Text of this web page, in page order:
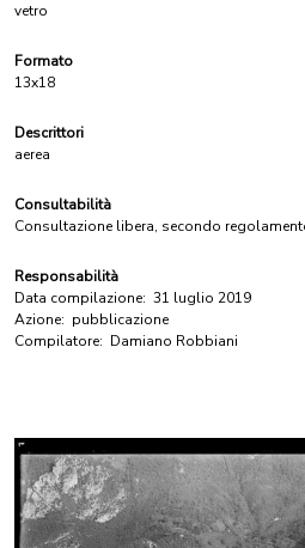
vetro
Formato
13x18
Descrittori
aerea
Consultabilità
Consultazione libera, secondo
Responsabilità
Data compilazione: 31 luglio 2019
Azione: pubblicazione
Compilatore: Damiano Robbiani